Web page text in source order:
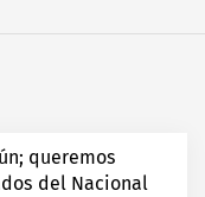
queremos
del Nacional